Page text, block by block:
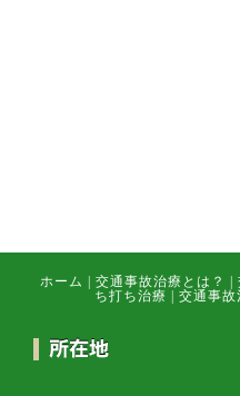
ホーム 交通事故治療とは？
ち打ち治療
交通事